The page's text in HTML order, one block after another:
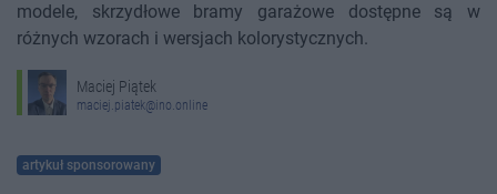
modele, skrzydłowe bramy garażowe dostępne są w
różnych wzorach i wersjach kolorystycznych.
Maciej Piątek
maciej.piatek@ino.online
artykuł sponsorowany